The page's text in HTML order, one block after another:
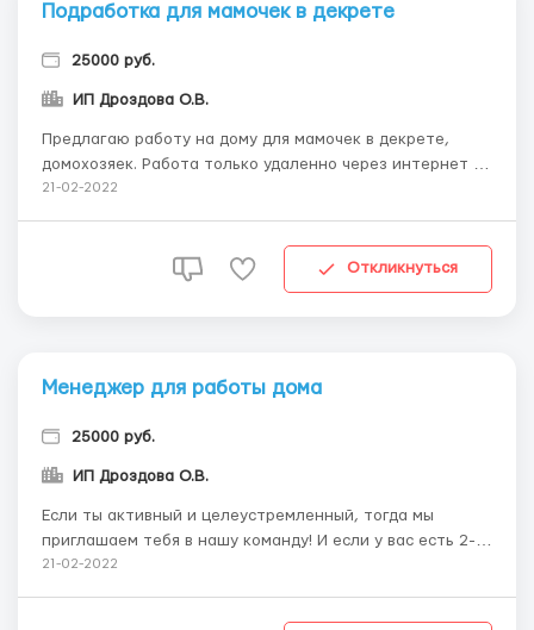
Подработка для мамочек в декрете
25000 руб.
ИП Дроздова О.В.
Предлагаю работу на дому для мамочек в декрете,
домохозяек. Работа только удаленно через интернет и
занимает 2-3 часа в день. Опыт не требуется. Обучаю
официальный договор и выплаты на карту ба...
21-02-2022
Откликнуться
Менеджер для работы дома
25000 руб.
ИП Дроздова О.В.
Если ты активный и целеустремленный, тогда мы
приглашаем тебя в нашу команду! И если у вас есть 2-4
часа свободного времени, терпение и усидчивость и Вы
21-02-2022